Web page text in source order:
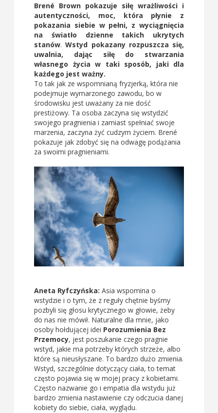
Brené Brown pokazuje siłę wrażliwości i
autentyczności, moc, która płynie z
pokazania siebie w pełni, z wyciągnięcia
na światło dzienne takich ukrytych
stanów.Wstyd pokazany rozpuszcza się,
uwalnia, dając siłę do stwarzania
własnego życia w taki sposób, jaki dla
każdego jest ważny.
To tak jak ze wspomnianą fryzjerką, która nie
podejmuje wymarzonego zawodu, bo w
środowisku jest uważany za nie dość
prestiżowy. Ta osoba zaczyna się wstydzić
swojego pragnienia i zamiast spełniać swoje
marzenia, zaczyna żyć cudzym życiem. Brené
pokazuje jak zdobyć się na odwagę podążania
za swoimi pragnieniami.
Aneta Ryfczyńska: Asia wspomina o
wstydzie i o tym, że z reguły chętnie byśmy
pozbyli się głosu krytycznego w głowie, żeby
do nas nie mówił. Naturalne dla mnie, jako
osoby hołdującej idei Porozumienia Bez
Przemocy, jest poszukanie czego pragnie
wstyd, jakie ma potrzeby których strzeże, albo
które są nieusłyszane. To bardzo dużo zmienia.
Wstyd, szczególnie dotyczący ciała, to temat
często pojawia się w mojej pracy z kobietami.
Często nazwanie go i empatia dla wstydu już
bardzo zmienia nastawienie czy odczucia danej
kobiety do siebie, ciała, wyglądu.